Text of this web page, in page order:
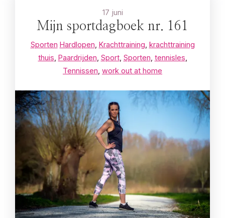
17 juni
Mijn sportdagboek nr. 161
Sporten Hardlopen Krachttraining krachttraining
thuis Paardrijden Sport, Sporten tennisles
Tennissen work out at home